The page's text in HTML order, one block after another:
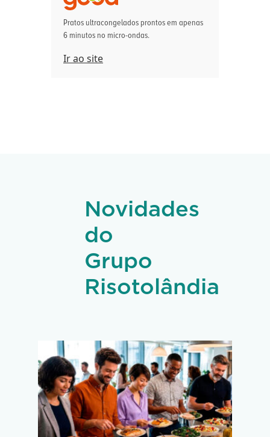
Pratos ultracongelados prontos em apenas
6 minutos no micro-ondas.
Ir ao site
Novidades
do
Grupo
Risotolândia